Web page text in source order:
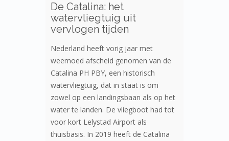
De Catalina: het
watervliegtuig uit
vervlogen tijden
Nederland heeft vorig jaar met
weemoed afscheid genomen van de
Catalina PH PBY, een historisch
watervliegtuig, dat in staat is om
zowel op een landingsbaan als op het
water te landen. De vliegboot had tot
voor kort Lelystad Airport als
thuisbasis. In 2019 heeft de Catalina